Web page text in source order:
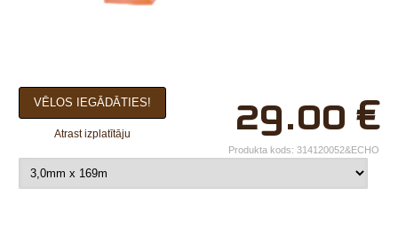
×
Jūsu vārds*
Uzņēmuma
nosaukums.
29.00 €
VĒLOS IEGĀDĀTIES!
Atrast izplatītāju
Produkta kods: 314120052&ECHO